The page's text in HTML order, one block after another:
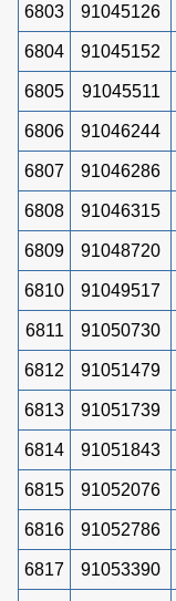
6803 91045126
6804 91045152
6805 91045511
6806 91046244
6807 91046286
6808 91046315
6809 91048720
6810 91049517
6811 91050730
6812 91051479
6813 91051739
6814 91051843
6815 91052076
6816 91052786
6817 91053390